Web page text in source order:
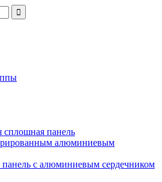
сплошная панель
алюминиевым
панель с алюминиевым сердечником